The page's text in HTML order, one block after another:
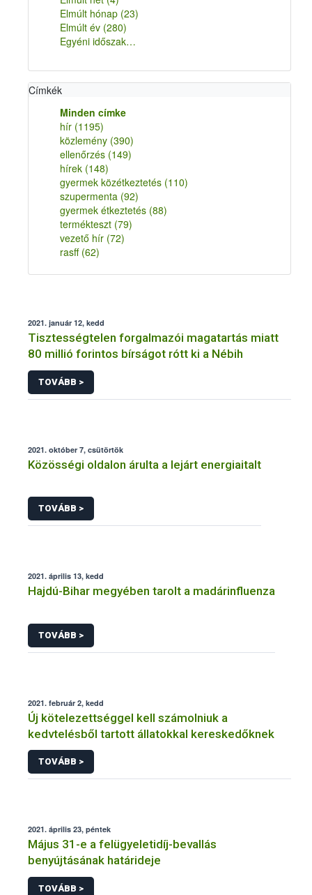
Elmúlt hónap (23)
Elmúlt év (280)
Egyéni időszak…
Címkék
Minden címke
hír (1195)
közlemény (390)
ellenőrzés (149)
hírek (148)
gyermek közétkeztetés (110)
szupermenta (92)
gyermek étkeztetés (88)
termékteszt (79)
vezető hír (72)
rasff (62)
2021. január 12, kedd
Tisztességtelen forgalmazói magatartás miatt
80 millió forintos bírságot rótt ki a Nébih
TOVÁBB >
2021. október 7, csütörtök
Közösségi oldalon árulta a lejárt energiaitalt
TOVÁBB >
2021. április 13, kedd
Hajdú-Bihar megyében tarolt a madárinfluenza
TOVÁBB >
2021. február 2, kedd
Új kötelezettséggel kell számolniuk a
kedvtelésből tartott állatokkal kereskedőknek
TOVÁBB >
2021. április 23, péntek
Május 31-e a felügyeletidíj-bevallás
benyújtásának határideje
TOVÁBB >